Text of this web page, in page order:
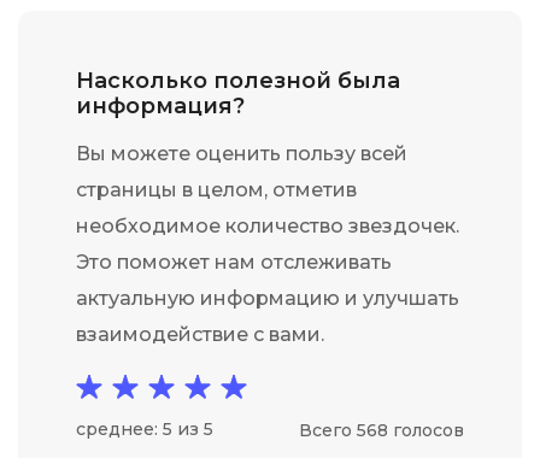
Насколько полезной была
информация?
Вы можете оценить пользу всей
страницы в целом, отметив
необходимое количество звездочек.
Это поможет нам отслеживать
актуальную информацию и улучшать
взаимодействие с вами.
среднее: 5 из 5 Всего 568 голосов